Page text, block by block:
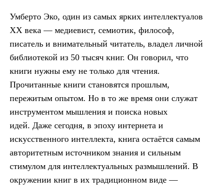
Умберто Эко, один из самых ярких интеллектуалов
XX века — медиевист, семиотик, философ,
писатель и внимательный читатель, владел личной
библиотекой из 50 тысяч книг. Он говорил, что
книги нужны ему не только для чтения.
Прочитанные книги становятся прошлым,
пережитым опытом. Но в то же время они служат
инструментом мышления и поиска новых
идей. Даже сегодня, в эпоху интернета и
искусственного интеллекта, книга остаётся самым
авторитетным источником знания и сильным
стимулом для интеллектуальных размышлений. В
окружении книг в их традиционном виде —